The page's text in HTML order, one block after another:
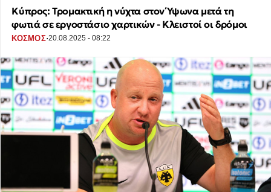
Κύπρος: Τρομακτική η νύχτα στον Ύψωνα μετά τη
φωτιά σε εργοστάσιο χαρτικών - Κλειστοί οι δρόμοι
ΚΟΣΜΟΣ·20.08.2025 - 08:22